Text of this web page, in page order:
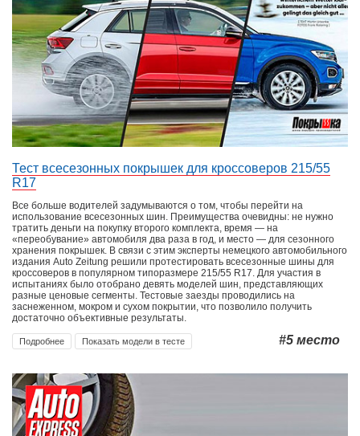
Тест всесезонных покрышек для кроссоверов 215/55
R17
Все больше водителей задумываются о том, чтобы перейти на
использование всесезонных шин. Преимущества очевидны: не нужно
тратить деньги на покупку второго комплекта, время — на
«переобувание» автомобиля два раза в год, и место — для сезонного
хранения покрышек. В связи с этим эксперты немецкого автомобильного
издания Auto Zeitung решили протестировать всесезонные шины для
кроссоверов в популярном типоразмере 215/55 R17. Для участия в
испытаниях было отобрано девять моделей шин, представляющих
разные ценовые сегменты. Тестовые заезды проводились на
заснеженном, мокром и сухом покрытии, что позволило получить
достаточно объективные результаты.
Подробнее Показать модели в тесте #5 место